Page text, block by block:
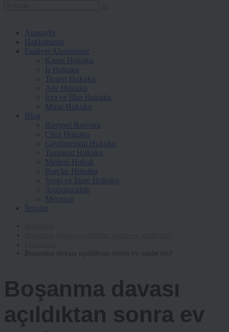
Anasayfa
Hakkımızda
Faaliyet Alanlarımız
Kamu Hukuku
İş Hukuku
Ticaret Hukuku
Aile Hukuku
İcra ve İflas Hukuku
Miras Hukuku
Blog
Bireysel Başvuru
Ceza Hukuku
Gayrimenkul Hukuku
Tazminat Hukuku
Medeni Hukuk
Borçlar Hukuku
Vergi ve İdare Hukuku
Arabuluculuk
Mevzuat
İletişim
Boşanma davası açıldıktan sonra ev satılır mı?
Boşanma davası
açıldıktan sonra ev